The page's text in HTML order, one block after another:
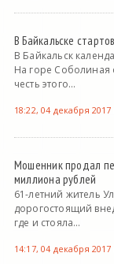
В Байкальске
В Байкальск
На горе
честь этого...
18:22, 04 декабря 2017
Мошенник продал
миллиона рублей
61-летний житель
дорогостоящий
где и стояла...
14:17, 04 декабря 2017